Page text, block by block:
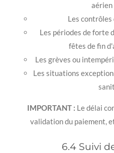
aérien
Les
Les périodes de forte
fêtes de fin
Les grèves ou
Les situations
IMPORTANT : Le délai
validation du paiement,
6.4 Suivi